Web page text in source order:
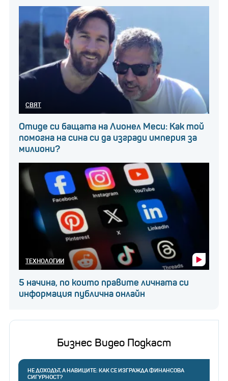
СВЯТ
Отиде си бащата на Лионел Меси: Как той
помогна на сина си да изгради империя за
милиони?
ТЕХНОЛОГИИ
5 начина, по които правите личната си
информация публична онлайн
Бизнес Видео Подкаст
НЕ ДОХОДЪТ, А НАВИЦИТЕ: КАК СЕ ИЗГРАЖДА ФИНАНСОВА
СИГУРНОСТ?